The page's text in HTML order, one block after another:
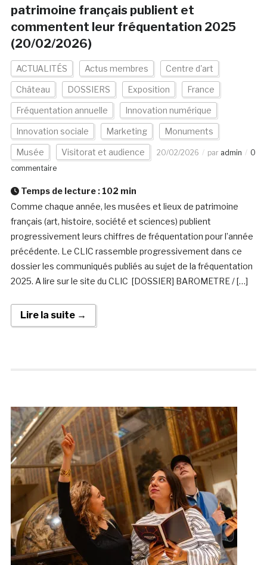
patrimoine français publient et
commentent leur fréquentation 2025
(20/02/2026)
ACTUALITÉS Actus membres Centre d'art
Château DOSSIERS Exposition France
Fréquentation annuelle Innovation numérique
Innovation sociale Marketing Monuments
Musée Visitorat et audience 20/02/2026 par admin
0
commentaire
Temps de lecture : 102 min
Comme chaque année, les musées et lieux de patrimoine
français (art, histoire, société et sciences) publient
progressivement leurs chiffres de fréquentation pour l’année
précédente. Le CLIC rassemble progressivement dans ce
dossier les communiqués publiés au sujet de la fréquentation
2025. A lire sur le site du CLIC [DOSSIER] BAROMETRE / […]
Lire la suite →